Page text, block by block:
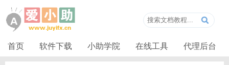
首页 软件下载 小助学院 在线工具 代理后台